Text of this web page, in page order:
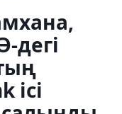
дегі
ісі